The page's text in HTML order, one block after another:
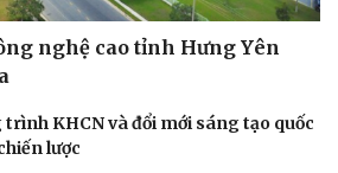
nghệ cao tỉnh Hưng Yên
trình KHCN và đổi mới sáng tạo quốc
lược